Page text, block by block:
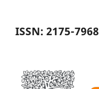
ISSN: 2175-7968